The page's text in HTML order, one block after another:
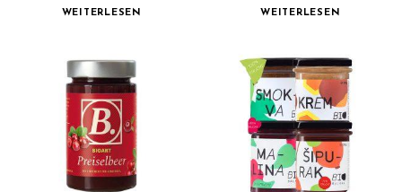
WEITERLESEN WEITERLESEN